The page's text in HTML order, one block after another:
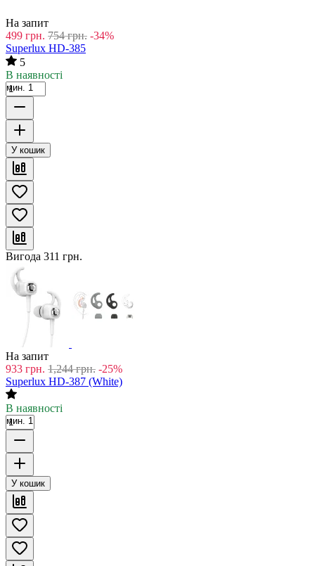
На запит
499 грн. 754 грн. -34%
Superlux HD-385
5
В наявності
мин. 1
У кошик
Вигода 311 грн.
На запит
933 грн. 1,244 грн. -25%
Superlux HD-387 (White)
В наявності
мин. 1
У кошик